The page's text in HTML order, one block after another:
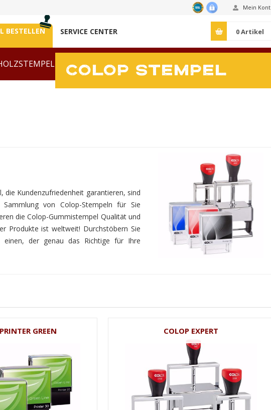
Mein
BESTELLEN SERVICE CENTER 0Artikel
RUNDSTEMPEL VORLAGEN
ZUBEHÖR
COLOP STEMPEL
Kundenzufriedenheit garantieren, sind
von Colop-Stempeln für Sie
die Colop-Gummistempel Qualität und
Produkte ist weltweit! Durchstöbern Sie
einen, der genau das Richtige für Ihre
GREEN COLOP EXPERT